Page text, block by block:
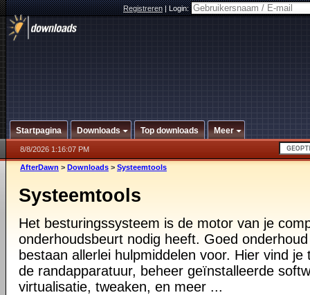
Registreren|Login:
Startpagina Downloads Top downloads Meer
8/8/2026 1:16:07 PM
AfterDawn > Downloads > Systeemtools
Systeemtools
Het besturingssysteem is de motor van je
onderhoudsbeurt nodig heeft. Goed
bestaan allerlei hulpmiddelen voor. Hier vind
de randapparatuur, beheer geïnstalleerde
virtualisatie, tweaken, en meer ...